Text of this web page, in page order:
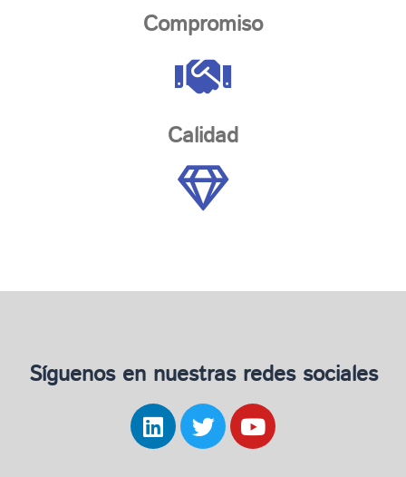
Compromiso
Calidad
Síguenos en nuestras redes sociales